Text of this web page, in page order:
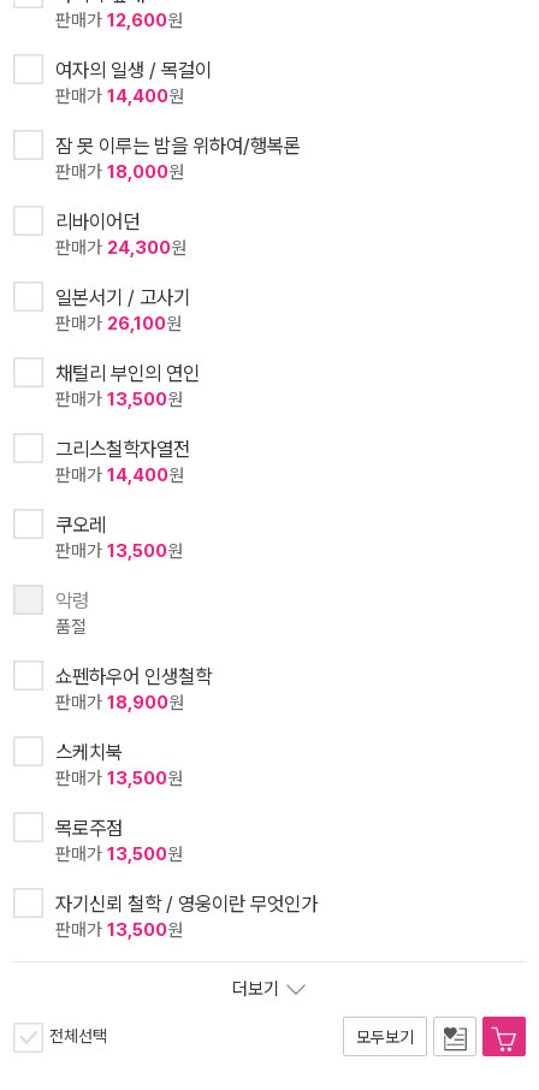
판매가 12,600원
여자의 일생 / 목걸이
판매가 14,400원
잠 못 이루는 밤을 위하여/행복론
판매가 18,000원
리바이어던
판매가 24,300원
일본서기 / 고사기
판매가 26,100원
채털리 부인의 연인
판매가 13,500원
그리스철학자열전
판매가 14,400원
쿠오레
판매가 13,500원
악령
품절
쇼펜하우어 인생철학
판매가 18,900원
스케치북
판매가 13,500원
목로주점
판매가 13,500원
자기신뢰 철학 / 영웅이란 무엇인가
판매가 13,500원
더보기
전체선택 모두보기